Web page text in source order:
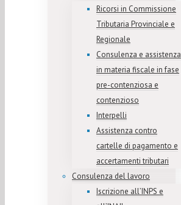
Ricorsi in Commissione
Tributaria Provinciale e
Regionale
Consulenza e assistenza
in materia fiscale in fase
pre-contenziosa e
contenzioso
Interpelli
Assistenza contro
cartelle di pagamento e
accertamenti tributari
Consulenza del lavoro
Iscrizione all’INPS e